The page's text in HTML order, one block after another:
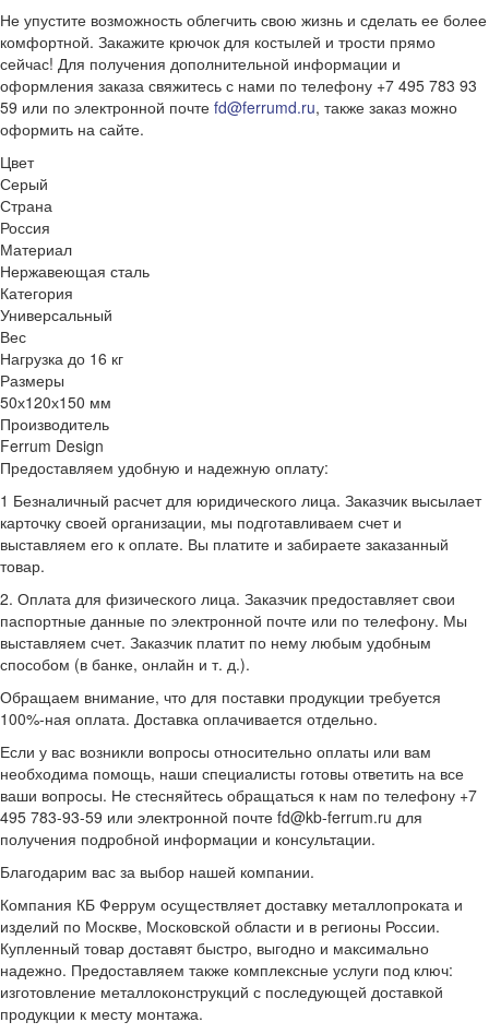
Не упустите возможность облегчить свою жизнь и сделать ее более
комфортной. Закажите крючок для костылей и трости прямо
сейчас! Для получения дополнительной информации и
оформления заказа свяжитесь с нами по телефону +7 495 783 93
59 или по электронной почте fd@ferrumd.ru, также заказ можно
оформить на сайте.
Цвет
Серый
Страна
Россия
Материал
Нержавеющая сталь
Категория
Универсальный
Вес
Нагрузка до 16 кг
Размеры
50х120х150 мм
Производитель
Ferrum Design
Предоставляем удобную и надежную оплату:
1 Безналичный расчет для юридического лица. Заказчик высылает
карточку своей организации, мы подготавливаем счет и
выставляем его к оплате. Вы платите и забираете заказанный
товар.
2. Оплата для физического лица. Заказчик предоставляет свои
паспортные данные по электронной почте или по телефону. Мы
выставляем счет. Заказчик платит по нему любым удобным
способом (в банке, онлайн и т. д.).
Обращаем внимание, что для поставки продукции требуется
100%-ная оплата. Доставка оплачивается отдельно.
Если у вас возникли вопросы относительно оплаты или вам
необходима помощь, наши специалисты готовы ответить на все
ваши вопросы. Не стесняйтесь обращаться к нам по телефону +7
495 783-93-59 или электронной почте fd@kb-ferrum.ru для
получения подробной информации и консультации.
Благодарим вас за выбор нашей компании.
Компания КБ Феррум осуществляет доставку металлопроката и
изделий по Москве, Московской области и в регионы России.
Купленный товар доставят быстро, выгодно и максимально
надежно. Предоставляем также комплексные услуги под ключ:
изготовление металлоконструкций с последующей доставкой
продукции к месту монтажа.